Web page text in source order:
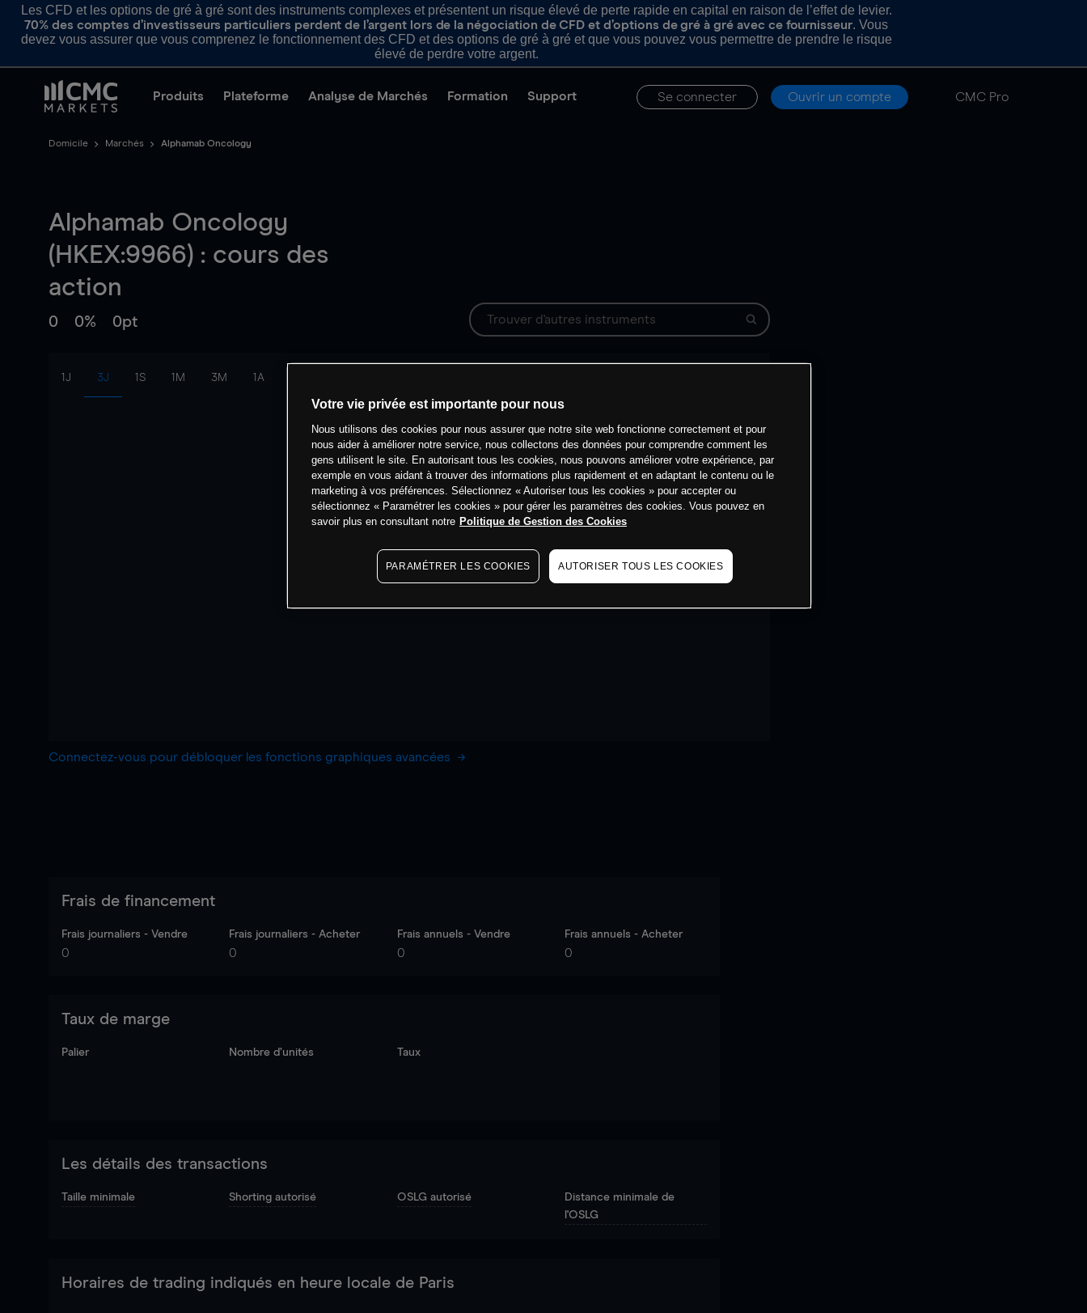
Les CFD et les options de gré à gré sont des instruments complexes et présentent un risque élevé de perte rapide en capital en raison de l’effet de levier.
70% des comptes d’investisseurs particuliers perdent de l’argent lors de la négociation de CFD et d’options de gré à gré avec ce fournisseur. Vous
devez vous assurer que vous comprenez le fonctionnement des CFD et des options de gré à gré et que vous pouvez vous permettre de prendre le risque
élevé de perdre votre argent.
Produits Plateforme Analyse de Marchés Formation Support Se connecter Ouvrir un compte CMC Pro
Domicile Marchés Alphamab Oncology
Alphamab Oncology
(HKEX:9966) : cours des
action
0 0% 0pt
1J 3J 1S 1M 3M 1A
Connectez-vous pour débloquer les fonctions graphiques avancées
Frais de financement
Frais journaliers - Vendre
0
Frais journaliers - Acheter
0
Frais annuels - Vendre
0
Frais annuels - Acheter
0
Taux de marge
Palier Nombre d’unités Taux
Les détails des transactions
Taille minimale Shorting autorisé OSLG autorisé
Distance minimale de
l'OSLG
Horaires de trading indiqués en heure locale de Paris
Votre vie privée est importante pour nous
Nous utilisons des cookies pour nous assurer que notre site web fonctionne correctement et pour
nous aider à améliorer notre service, nous collectons des données pour comprendre comment les
gens utilisent le site. En autorisant tous les cookies, nous pouvons améliorer votre expérience, par
exemple en vous aidant à trouver des informations plus rapidement et en adaptant le contenu ou le
marketing à vos préférences. Sélectionnez « Autoriser tous les cookies » pour accepter ou
sélectionnez « Paramétrer les cookies » pour gérer les paramètres des cookies. Vous pouvez en
savoir plus en consultant notre Politique de Gestion des Cookies
PARAMÉTRER LES COOKIES AUTORISER TOUS LES COOKIES